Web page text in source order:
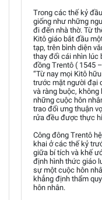
Trong các thế kỷ
giống như những
đi đến nhà thờ. Từ
Kitô giáo bắt đầu
tạp, trên bình diện
thay đổi cái nhìn lúc
đồng Trentô ( 1545
“Từ nay mọi Kitô
trước mặt người đại
và ràng buộc, không
những cuộc hôn
trao đổi ưng thuận
rửa đều được thực
Công đông Trentô
khai ở các thế kỷ
giữa bí tích và khế
định hình thức giáo
sự một cuộc hôn
khẳng định thẩm
hôn nhân.